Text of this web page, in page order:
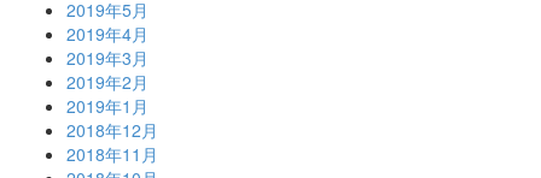
2019年5月
2019年4月
2019年3月
2019年2月
2019年1月
2018年12月
2018年11月